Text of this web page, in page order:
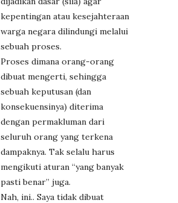
kepentingan atau kesejahteraan
warga negara dilindungi melalui
sebuah proses.
Proses dimana orang-orang
dibuat mengerti, sehingga
sebuah keputusan (dan
konsekuensinya) diterima
dengan permakluman dari
seluruh orang yang terkena
dampaknya. Tak selalu harus
mengikuti aturan “yang banyak
pasti benar” juga.
Nah, ini.. Saya tidak dibuat